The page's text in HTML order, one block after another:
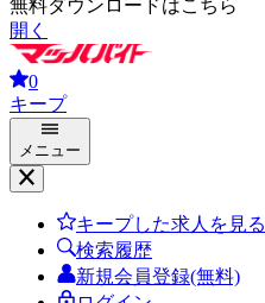
無料ダウンロードはこちら
開く
0
キープ
メニュー
キープした求人を見る
検索履歴
新規会員登録(無料)